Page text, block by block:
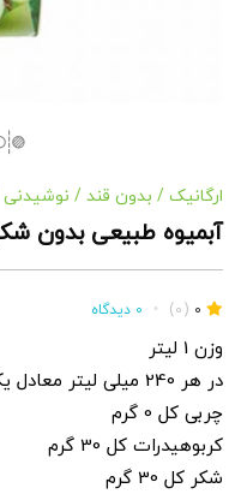
ارگانیک / بدون قند / نوشیدنی
آبمیوه طبیعی بدون شکر سیب 1
0
(0)
• 0 دیدگاه
وزن 1 لیتر
در هر 240 میلی لیتر معادل یک لیوان
چربی کل 0 گرم
کربوهیدرات کل 30 گرم
شکر کل 30 گرم